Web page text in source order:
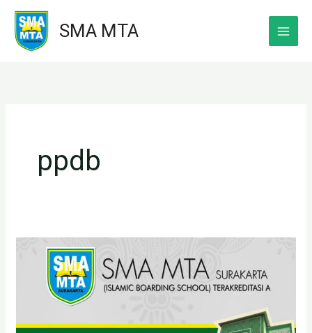
Skip
content
SMA MTA
ppdb
Surakarta
2020/2021